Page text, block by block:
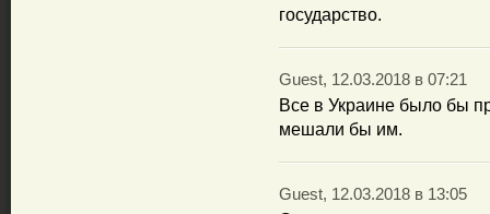
государство.
Guest, 12.03.2018 в 07:21
Все в Украине было бы
мешали бы им.
Guest, 12.03.2018 в 13:05